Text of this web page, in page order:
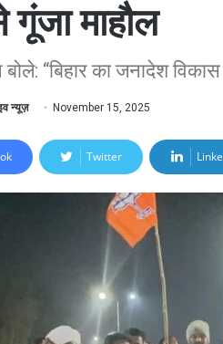
माहौल
“बिहार का जनादेश विकास
न्यूज़ November 15, 2025
Twitter